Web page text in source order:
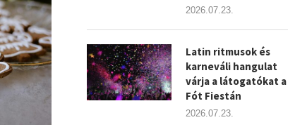
2026.07.23.
Latin ritmusok és
karneváli hangulat
várja a látogatókat a
Fót Fiestán
2026.07.23.